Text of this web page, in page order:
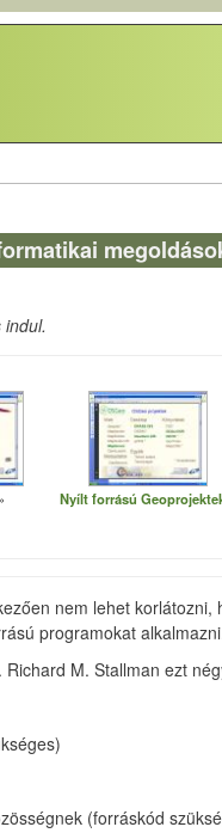
Nyílt forrású
nem lehet
programokat
M. Stallman ezt
(forráskód